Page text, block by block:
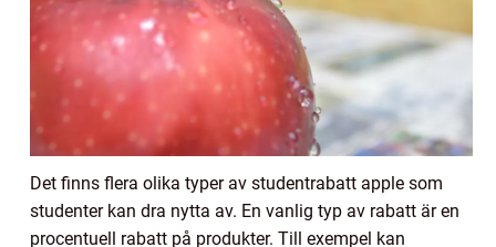
Det finns flera olika typer av studentrabatt apple som
studenter kan dra nytta av. En vanlig typ av rabatt är en
procentuell rabatt på produkter. Till exempel kan